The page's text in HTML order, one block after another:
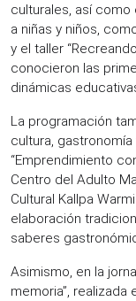
culturales, así
a niñas y niños,
y el taller
conocieron las
dinámicas
La programación
cultura,
“Emprendimiento
Centro del Adulto
Cultural Kallpa
elaboración
saberes
Asimismo, en la
memoria”, realizada